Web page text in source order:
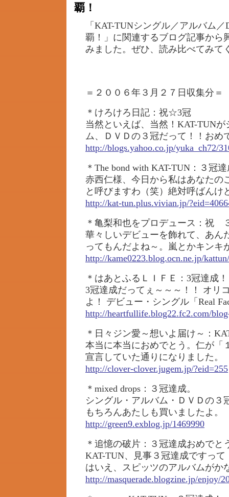
覇！
「KAT-TUNシングル／アルバム
覇！」に関連するブログ記事から
みました。ぜひ、読み比べてみて
＝２００６年３月２７日収集分＝
＊けろけろ日記：祝☆3冠
当然といえば、当然！KAT-TUN
ム、ＤＶＤの３冠だって！！おめ
http://blogs.yahoo.co.jp/yuka_ch72/
＊The bond with KAT-TUN：３冠
赤西仁様、今日から私はあなたの
と呼びますわ（笑）絶対呼ばんけ
http://kat-tun.plus.vivian.jp/
＊亀梨和也をプロデュース：祝
華々しいデビューを飾れて、あん
ってもんだよね～。嵐とかキンキ
http://kame0223.blog.ocn.ne.jp/
＊はあとふるＬＩＦＥ：3冠達成
3冠達成だってぇ～～～！！ オリ
よ！ デビュー・シングル「Real
http://heartfullife.blog22.fc2.com/
＊日々ジン愛～想いよ届け～：
本当に本当におめでとう。仁が「
宣言していた通りになりました。
http://clover-clover.jugem.jp/?eid=255
＊mixed drops：３冠達成。
シングル・アルバム・ＤＶＤの３
もちろんあたしも買いましたよ。
http://green9.exblog.jp/1469990
＊追憶の破片：３冠達成おめでと
KAT-TUN、見事３冠達成ですっ
はいえ、スピッツのアルバムがか
http://masquerade.blogzine.jp/enjoy/